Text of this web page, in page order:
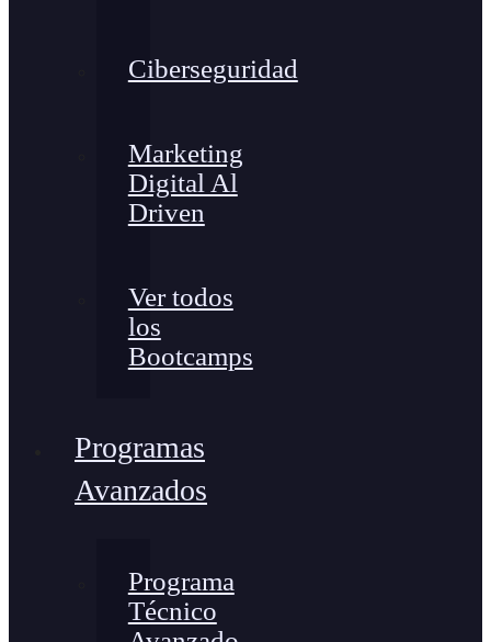
Ciberseguridad
Marketing
Digital Al
Driven
Ver todos
los
Bootcamps
Programas
Avanzados
Programa
Técnico